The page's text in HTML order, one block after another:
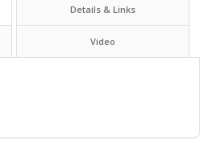
Details & Links
Video